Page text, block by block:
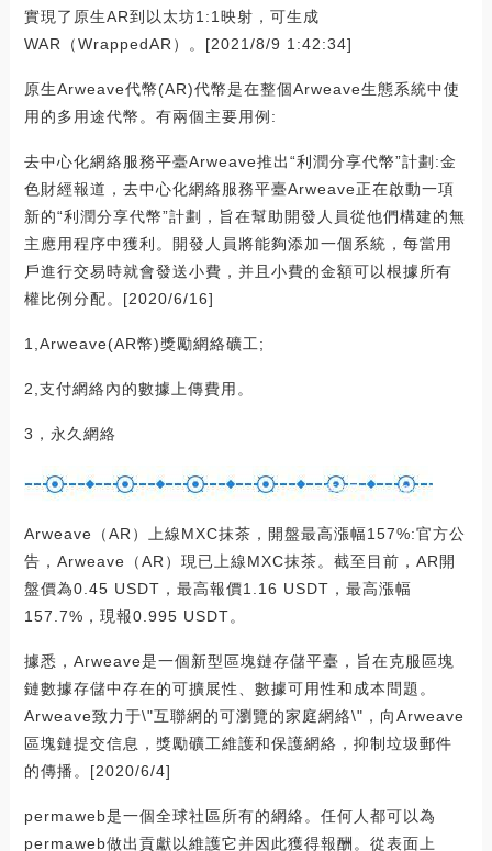
實現了原生AR到以太坊1:1映射，可生成
WAR（WrappedAR）。[2021/8/9 1:42:34]
原生Arweave代幣(AR)代幣是在整個Arweave生態系統中使
用的多用途代幣。有兩個主要用例:
去中心化網絡服務平臺Arweave推出“利潤分享代幣”計劃:金
色財經報道，去中心化網絡服務平臺Arweave正在啟動一項
新的“利潤分享代幣”計劃，旨在幫助開發人員從他們構建的無
主應用程序中獲利。開發人員將能夠添加一個系統，每當用
戶進行交易時就會發送小費，并且小費的金額可以根據所有
權比例分配。[2020/6/16]
1,Arweave(AR幣)獎勵網絡礦工;
2,支付網絡內的數據上傳費用。
3，永久網絡
Arweave（AR）上線MXC抹茶，開盤最高漲幅157%:官方公
告，Arweave（AR）現已上線MXC抹茶。截至目前，AR開
盤價為0.45 USDT，最高報價1.16 USDT，最高漲幅
157.7%，現報0.995 USDT。
據悉，Arweave是一個新型區塊鏈存儲平臺，旨在克服區塊
鏈數據存儲中存在的可擴展性、數據可用性和成本問題。
Arweave致力于\"互聯網的可瀏覽的家庭網絡\"，向Arweave
區塊鏈提交信息，獎勵礦工維護和保護網絡，抑制垃圾郵件
的傳播。[2020/6/4]
permaweb是一個全球社區所有的網絡。任何人都可以為
permaweb做出貢獻以維護它并因此獲得報酬。從表面上